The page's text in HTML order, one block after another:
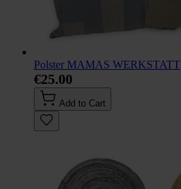
Polster MAMAS WERKSTATT
€25.00
Add to Cart